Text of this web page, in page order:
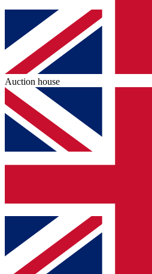
Auction house